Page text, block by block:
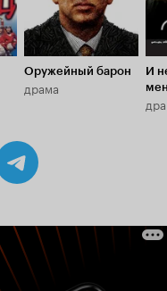
Оружейный барон
драма
И